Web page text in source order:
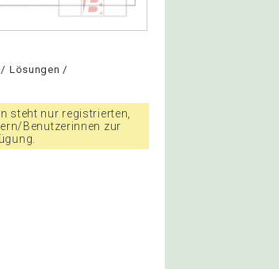
Lösungen /
steht nur registrierten,
Benutzerinnen zur